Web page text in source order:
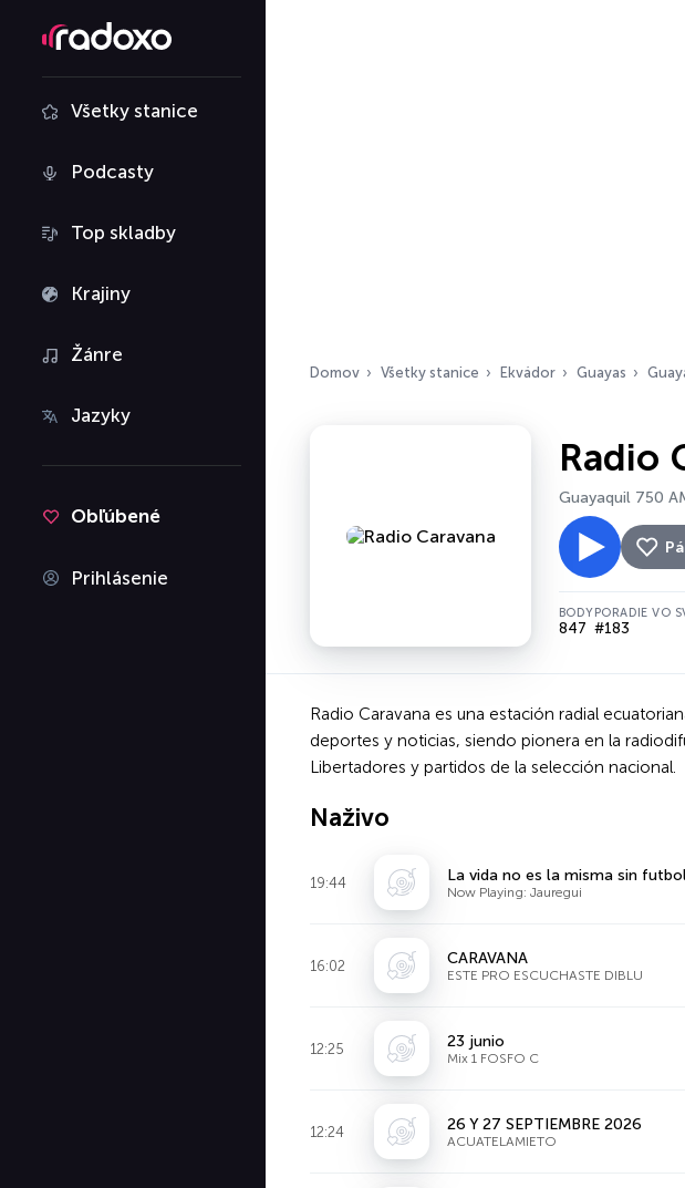
Všetky stanice
Podcasty
Top skladby
Krajiny
Žánre
Jazyky
Obľúbené
Prihlásenie
Domov Všetky stanice Ekvádor Guayas
Radio
Guayaquil 750
BODY
847
PORADIE VO
#183
Radio Caravana es una estación radial
deportes y noticias, siendo pionera en la
Libertadores y partidos de la selección nacional.
Naživo
19:44 La vida no es la misma sin
Now Playing: Jauregui
16:02 CARAVANA
ESTE PRO ESCUCHASTE DIBLU
12:25 23 junio
Mix 1 FOSFO C
12:24 26 Y 27 SEPTIEMBRE 2026
ACUATELAMIETO